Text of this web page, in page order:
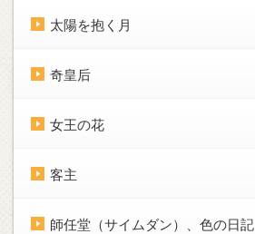
太陽を抱く月
奇皇后
女王の花
客主
師任堂（サイムダン）、色の日記